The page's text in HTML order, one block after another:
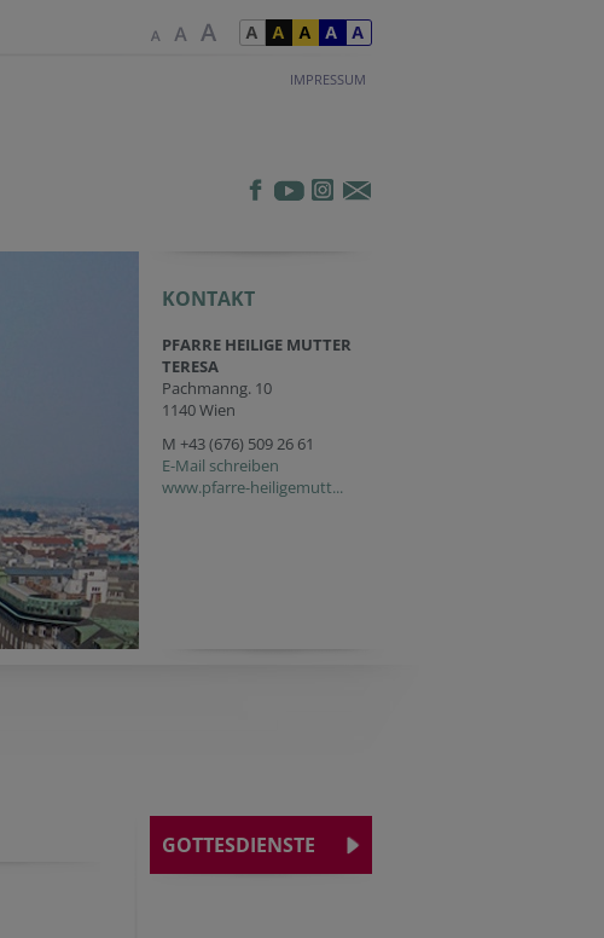
IMPRESSUM
KONTAKT
PFARRE HEILIGE MUTTER
TERESA
Pachmanng. 10
1140 Wien
M +43 (676) 509 26 61
E-Mail schreiben
www.pfarre-heiligemutt...
GOTTESDIENSTE